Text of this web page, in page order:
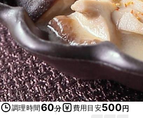
調理時間60分 費用目安500円